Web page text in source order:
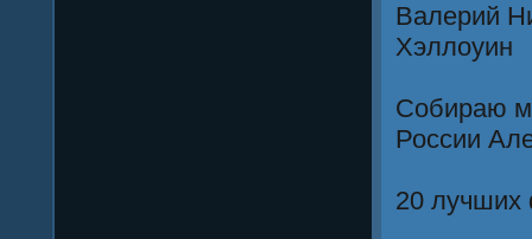
Валерий
Хэллоуин
Собираю
России
20 лучших